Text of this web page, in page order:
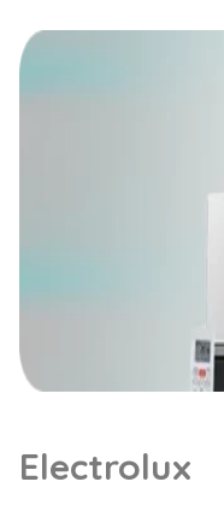
Electrolux
Se você está em